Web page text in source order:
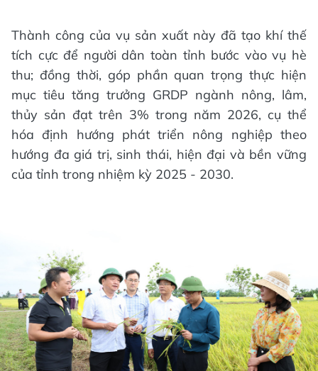
Thành công của vụ sản xuất này đã tạo khí thế
tích cực để người dân toàn tỉnh bước vào vụ hè
thu; đồng thời, góp phần quan trọng thực hiện
mục tiêu tăng trưởng GRDP ngành nông, lâm,
thủy sản đạt trên 3% trong năm 2026, cụ thể
hóa định hướng phát triển nông nghiệp theo
hướng đa giá trị, sinh thái, hiện đại và bền vững
của tỉnh trong nhiệm kỳ 2025 - 2030.